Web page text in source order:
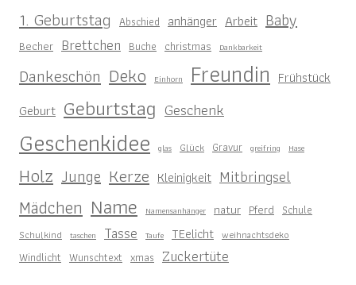
1. Geburtstag Abschied anhänger Arbeit Baby
Becher Brettchen Buche christmas Dankbarkeit
Dankeschön Deko Einhorn Freundin Frühstück
Geburt Geburtstag Geschenk
Geschenkidee glas Glück Gravur greifring Hase
Holz Junge Kerze Kleinigkeit Mitbringsel
Mädchen Name Namensanhänger natur Pferd Schule
Schulkind taschen Tasse Taufe TEelicht weihnachtsdeko
Windlicht Wunschtext xmas Zuckertüte